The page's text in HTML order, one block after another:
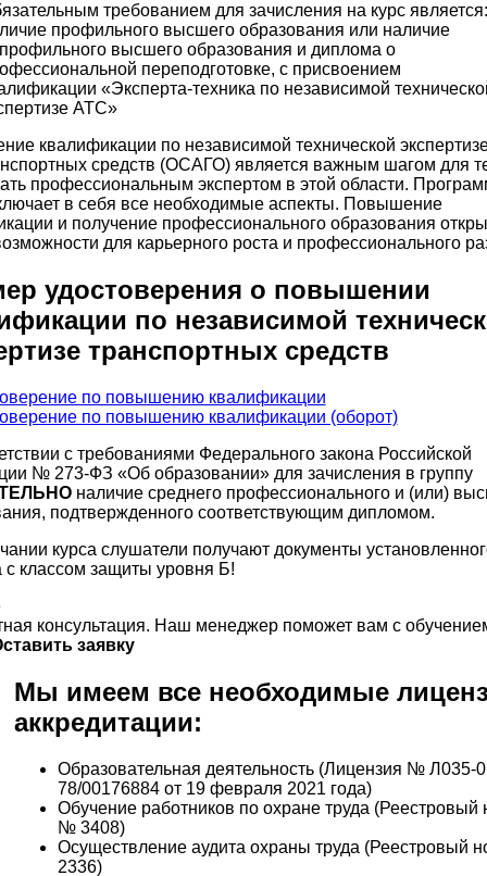
требованием для зачисления на курс является:
профильного высшего образования или наличие
высшего образования и диплома о
переподготовке, с присвоением
«Эксперта-техника по независимой
АТС»
квалификации по независимой технической
средств (ОСАГО) является важным шагом для
профессиональным экспертом в этой области.
в себя все необходимые аспекты. Повышение
и получение профессионального образования
для карьерного роста и профессионального
удостоверения о повышении
по независимой
транспортных средств
с требованиями Федерального закона Российской
№ 273-ФЗ «Об образовании» для зачисления в группу
наличие среднего профессионального и (или)
подтвержденного соответствующим дипломом.
курса слушатели получают документы
с классом защиты уровня Б!
консультация. Наш менеджер поможет вам с
заявку
Мы имеем все необходимые
аккредитации:
Образовательная деятельность (Лицензия № Л035-
78/00176884 от 19 февраля 2021 года)
Обучение работников по охране труда (Реестровый
№ 3408)
Осуществление аудита охраны труда (Реестровый
2336)